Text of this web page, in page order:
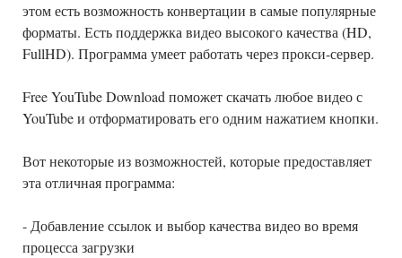
этом есть возможность конвертации в самые популярные
форматы. Есть поддержка видео высокого качества (HD,
FullHD). Программа умеет работать через прокси-сервер.
Free YouTube Download поможет скачать любое видео с
YouTube и отформатировать его одним нажатием кнопки.
Вот некоторые из возможностей, которые предоставляет
эта отличная программа:
- Добавление ссылок и выбор качества видео во время
процесса загрузки